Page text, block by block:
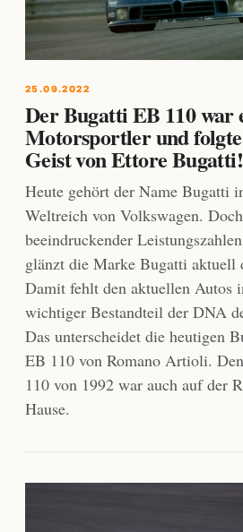
25.09.2022
Der Bugatti EB 110 war
Motorsportler und
Geist von Ettore Bugatti!
Heute gehört der Name Bugatti
Weltreich von Volkswagen.
beeindruckender
glänzt die Marke Bugatti aktuell
Damit fehlt den aktuellen Autos
wichtiger Bestandteil der DNA
Das unterscheidet die heutigen
EB 110 von Romano Artioli.
110 von 1992 war auch auf der
Hause.